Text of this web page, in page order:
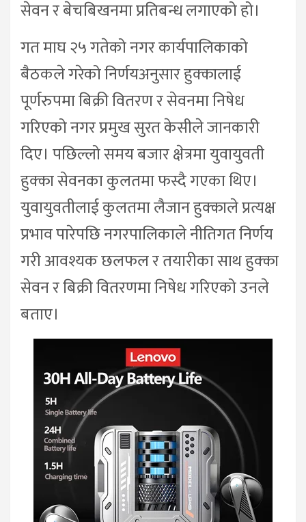
सेवन र बेचबिखनमा प्रतिबन्ध लगाएको हो।
गत माघ २५ गतेको नगर कार्यपालिकाको
बैठकले गरेको निर्णयअनुसार हुक्कालाई
पूर्णरुपमा बिक्री वितरण र सेवनमा निषेध
गरिएको नगर प्रमुख सुरत केसीले जानकारी
दिए। पछिल्लो समय बजार क्षेत्रमा युवायुवती
हुक्का सेवनका कुलतमा फस्दै गएका थिए।
युवायुवतीलाई कुलतमा लैजान हुक्काले प्रत्यक्ष
प्रभाव पारेपछि नगरपालिकाले नीतिगत निर्णय
गरी आवश्यक छलफल र तयारीका साथ हुक्का
सेवन र बिक्री वितरणमा निषेध गरिएको उनले
बताए।